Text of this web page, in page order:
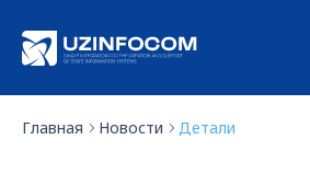
Главная Новости Детали